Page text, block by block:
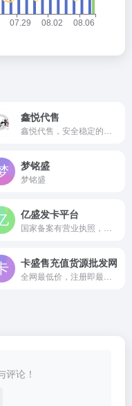
鑫悦代售
梦铭盛
梦铭盛
亿盛发卡平台
卡盛售充值货源批发网
评论！